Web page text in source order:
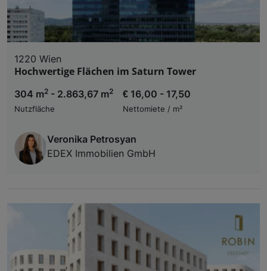
1220 Wien
Hochwertige Flächen im Saturn Tower
304 m2 - 2.863,67 m2
Nutzfläche
€ 16,00 - 17,50
Nettomiete / m²
Veronika Petrosyan
EDEX Immobilien GmbH